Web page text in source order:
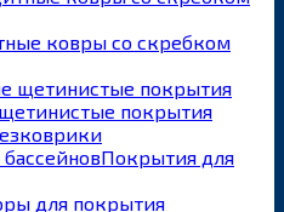
ковры со скребком
покрытия
Покрытия для